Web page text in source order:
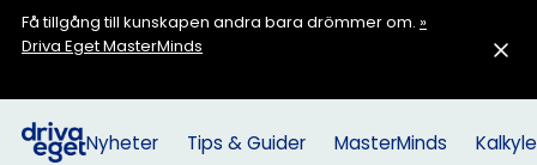
Få tillgång till kunskapen andra bara drömmer om. »
Driva Eget MasterMinds
Nyheter Tips & Guider MasterMinds